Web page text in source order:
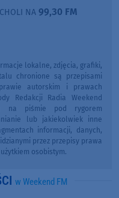
NA 99,30 FM
lokalne, zdjęcia, grafiki,
chronione są przepisami
autorskim i prawach
Redakcji Radia Weekend
na piśmie pod rygorem
lub jakiekolwiek inne
informacji, danych,
przez przepisy prawa
osobistym.
w Weekend FM